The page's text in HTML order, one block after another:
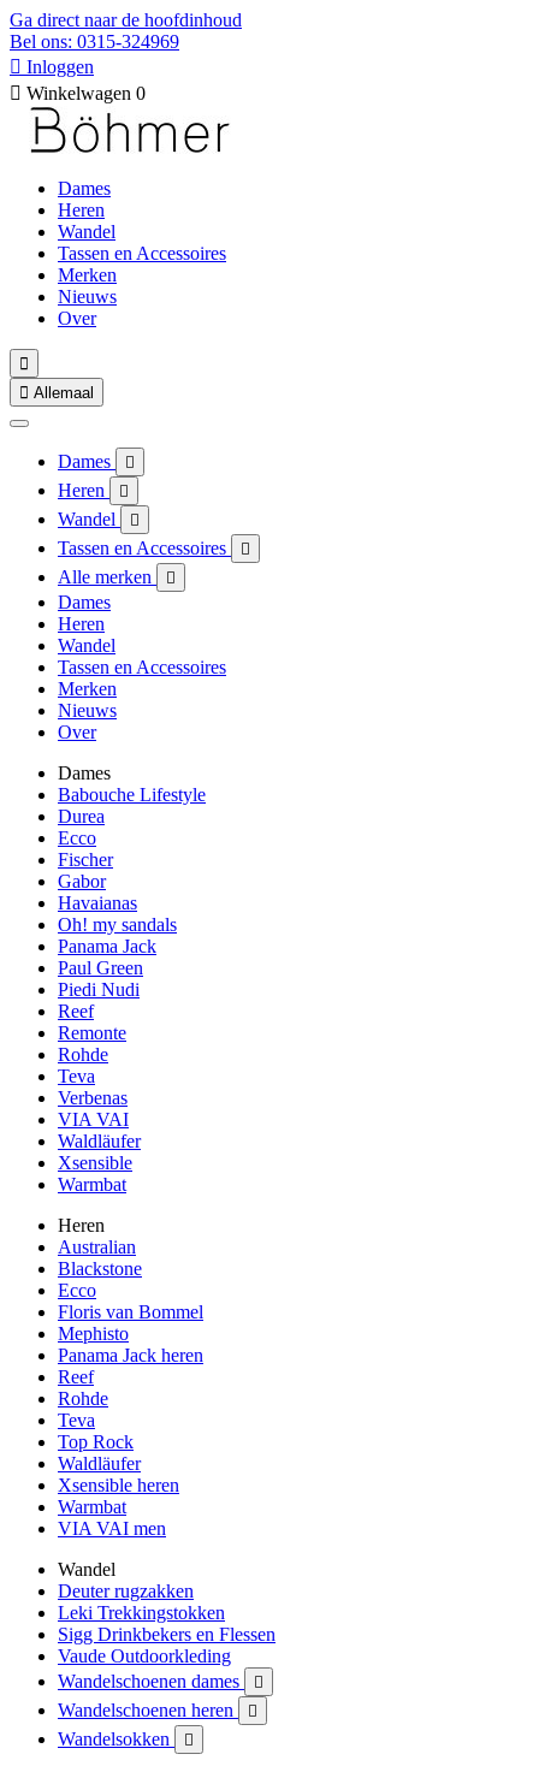
Ga direct naar de hoofdinhoud
Bel ons: 0315-324969
 Inloggen
 Winkelwagen 0
Dames
Heren
Wandel
Tassen en Accessoires
Merken
Nieuws
Over

 Allemaal
Dames 
Heren 
Wandel 
Tassen en Accessoires 
Alle merken 
Dames
Heren
Wandel
Tassen en Accessoires
Merken
Nieuws
Over
Dames
Babouche Lifestyle
Durea
Ecco
Fischer
Gabor
Havaianas
Oh! my sandals
Panama Jack
Paul Green
Piedi Nudi
Reef
Remonte
Rohde
Teva
Verbenas
VIA VAI
Waldläufer
Xsensible
Warmbat
Heren
Australian
Blackstone
Ecco
Floris van Bommel
Mephisto
Panama Jack heren
Reef
Rohde
Teva
Top Rock
Waldläufer
Xsensible heren
Warmbat
VIA VAI men
Wandel
Deuter rugzakken
Leki Trekkingstokken
Sigg Drinkbekers en Flessen
Vaude Outdoorkleding
Wandelschoenen dames

Wandelschoenen heren 
Wandelsokken 